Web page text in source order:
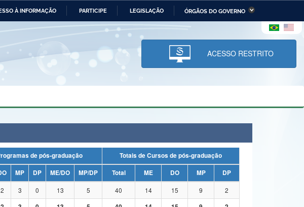
À INFORMAÇÃO PARTICIPE LEGISLAÇÃO ÓRGÃOS DO GOVERNO
Relações Ministério da Economia Ministério da Infraestrutura
Ministério da Ciência,
Tecnologia, Inovações e
Comunicações
e dos Direitos Humanos
do Brasil Planalto
ACESSO RESTRITO
Total de Programas de pós-graduação
Totais de Cursos de pós-graduação
MP DP ME/DO MP/DP Total ME DO MP
DP
2 3 0 13 5 40 14 15 9
2